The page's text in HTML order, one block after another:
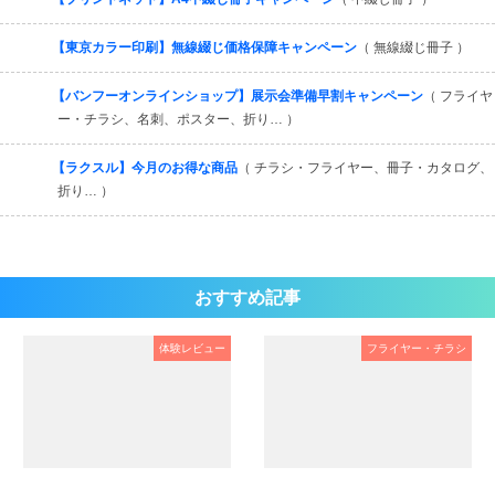
【東京カラー印刷】無線綴じ価格保障キャンペーン （ 無線綴じ冊子 ）
【バンフーオンラインショップ】展示会準備早割キャンペーン （ フライヤ
ー・チラシ、名刺、ポスター、折り… ）
【ラクスル】今月のお得な商品 （ チラシ・フライヤー、冊子・カタログ、
折り… ）
おすすめ記事
体験レビュー フライヤー・チラシ